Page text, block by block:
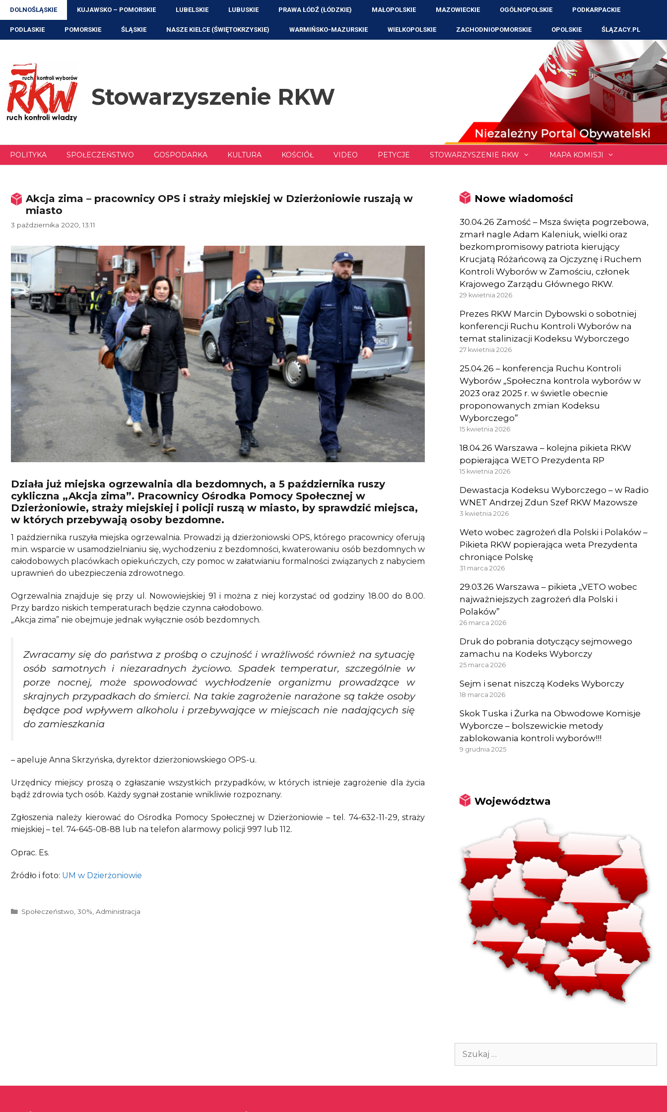
Przejdź
treści
DOLNOŚLĄSKIE KUJAWSKO – POMORSKIE LUBELSKIE LUBUSKIE PRAWA ŁÓDŹ (ŁÓDZKIE) MAŁOPOLSKIE MAZOWIECKIE OGÓLNOPOLSKIE PODKARPACKIE
PODLASKIE POMORSKIE ŚLĄSKIE NASZE KIELCE (ŚWIĘTOKRZYSKIE) WARMIŃSKO-MAZURSKIE WIELKOPOLSKIE ZACHODNIOPOMORSKIE OPOLSKIE ŚLĄZACY.PL
Stowarzyszenie RKW
POLITYKA SPOŁECZEŃSTWO GOSPODARKA KULTURA KOŚCIÓŁ VIDEO PETYCJE STOWARZYSZENIE RKW MAPA KOMISJI
Akcja zima – pracownicy OPS i straży miejskiej w Dzierżoniowie ruszają w
miasto
3 października 2020, 13:11
Działa już miejska ogrzewalnia dla bezdomnych, a 5 października ruszy
cykliczna „Akcja zima”. Pracownicy Ośrodka Pomocy Społecznej w
Dzierżoniowie, straży miejskiej i policji ruszą w miasto, by sprawdzić miejsca,
w których przebywają osoby bezdomne.
1 października ruszyła miejska ogrzewalnia. Prowadzi ją dzierżoniowski OPS, którego pracownicy oferują
m.in. wsparcie w usamodzielnianiu się, wychodzeniu z bezdomności, kwaterowaniu osób bezdomnych w
całodobowych placówkach opiekuńczych, czy pomoc w załatwianiu formalności związanych z nabyciem
uprawnień do ubezpieczenia zdrowotnego.
Ogrzewalnia znajduje się przy ul. Nowowiejskiej 91 i można z niej korzystać od godziny 18.00 do 8.00.
Przy bardzo niskich temperaturach będzie czynna całodobowo.
„Akcja zima” nie obejmuje jednak wyłącznie osób bezdomnych.
Zwracamy się do państwa z prośbą o czujność i wrażliwość również na sytuację
osób samotnych i niezaradnych życiowo. Spadek temperatur, szczególnie w
porze nocnej, może spowodować wychłodzenie organizmu prowadzące w
skrajnych przypadkach do śmierci. Na takie zagrożenie narażone są także osoby
będące pod wpływem alkoholu i przebywające w miejscach nie nadających się
do zamieszkania
– apeluje Anna Skrzyńska, dyrektor dzierżoniowskiego OPS-u.
Urzędnicy miejscy proszą o zgłaszanie wszystkich przypadków, w których istnieje zagrożenie dla życia
bądź zdrowia tych osób. Każdy sygnał zostanie wnikliwie rozpoznany.
Zgłoszenia należy kierować do Ośrodka Pomocy Społecznej w Dzierżoniowie – tel. 74-632-11-29, straży
miejskiej – tel. 74-645-08-88 lub na telefon alarmowy policji 997 lub 112.
Oprac. Es.
Źródło i foto: UM w Dzierżoniowie
Kategorie
Społeczeństwo ,30% ,Administracja
Nowe wiadomości
30.04.26 Zamość – Msza święta pogrzebowa,
zmarł nagle Adam Kaleniuk, wielki oraz
bezkompromisowy patriota kierujący
Krucjatą Różańcową za Ojczyznę i Ruchem
Kontroli Wyborów w Zamościu, członek
Krajowego Zarządu Głównego RKW.
29 kwietnia 2026
Prezes RKW Marcin Dybowski o sobotniej
konferencji Ruchu Kontroli Wyborów na
temat stalinizacji Kodeksu Wyborczego
27 kwietnia 2026
25.04.26 – konferencja Ruchu Kontroli
Wyborów „Społeczna kontrola wyborów w
2023 oraz 2025 r. w świetle obecnie
proponowanych zmian Kodeksu
Wyborczego”
15 kwietnia 2026
18.04.26 Warszawa – kolejna pikieta RKW
popierająca WETO Prezydenta RP
15 kwietnia 2026
Dewastacja Kodeksu Wyborczego – w Radio
WNET Andrzej Zdun Szef RKW Mazowsze
3 kwietnia 2026
Weto wobec zagrożeń dla Polski i Polaków –
Pikieta RKW popierająca weta Prezydenta
chroniące Polskę
31 marca 2026
29.03.26 Warszawa – pikieta „VETO wobec
najważniejszych zagrożeń dla Polski i
Polaków”
26 marca 2026
Druk do pobrania dotyczący sejmowego
zamachu na Kodeks Wyborczy
25 marca 2026
Sejm i senat niszczą Kodeks Wyborczy
18 marca 2026
Skok Tuska i Żurka na Obwodowe Komisje
Wyborcze – bolszewickie metody
zablokowania kontroli wyborów!!!
9 grudnia 2025
Województwa
Szukaj: